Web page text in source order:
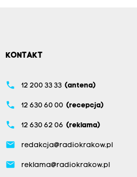
KONTAKT
phone 12 200 33 33 (antena)
phone 12 630 60 00 (recepcja)
phone 12 630 62 06 (reklama)
email redakcja@radiokrakow.pl
email reklama@radiokrakow.pl